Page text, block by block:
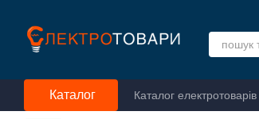
Каталог Каталог